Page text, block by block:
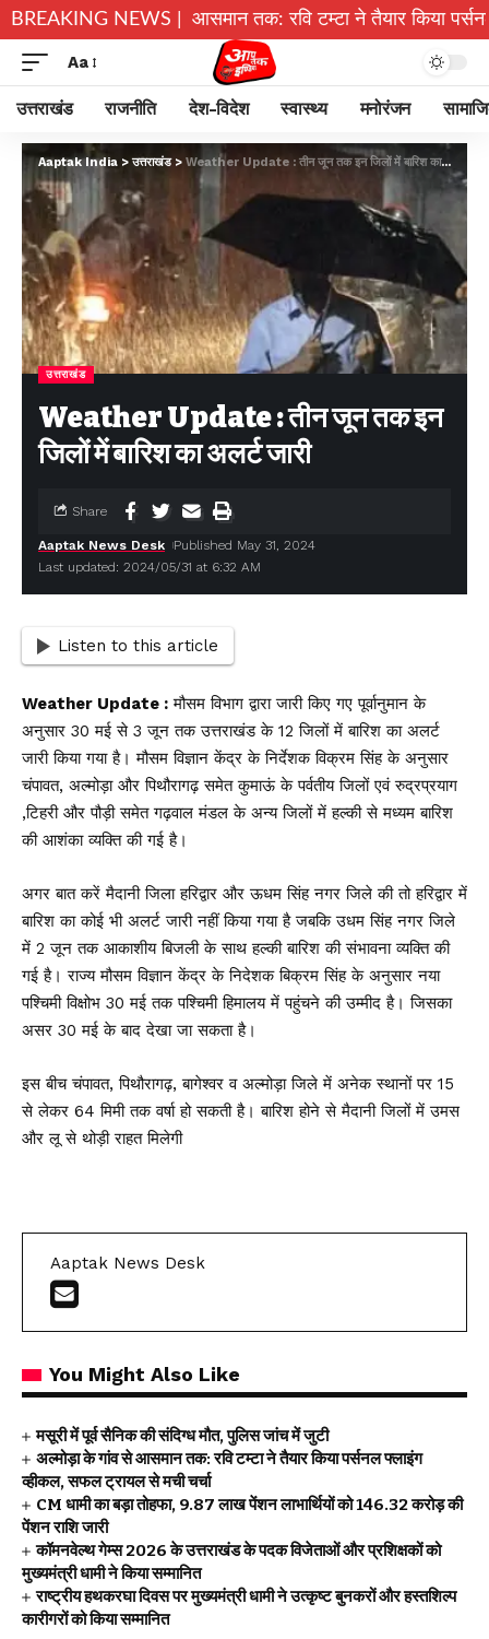
BREAKING NEWS |
अल्मोड़ा के गांव से आसमान तक: रवि टम्टा ने तैयार किया पर्सनल
Aa
उत्तराखंड राजनीति देश-विदेश स्वास्थ्य मनोरंजन
Aaptak India >उत्तराखंड> Weather Update : तीन जून तक इन जिलों में बारिश का अलर्ट जारी
उत्तराखंड
Weather Update : तीन जून तक इन
जिलों में बारिश का अलर्ट जारी
Last updated: 2024/05/31 at 6:32 AM
Aaptak News Desk Published May 31, 2024
Share
Listen to this article
Weather Update : मौसम विभाग द्वारा जारी किए गए पूर्वानुमान के
अनुसार 30 मई से 3 जून तक उत्तराखंड के 12 जिलों में बारिश का अलर्ट
जारी किया गया है। मौसम विज्ञान केंद्र के निर्देशक विक्रम सिंह के अनुसार
चंपावत, अल्मोड़ा और पिथौरागढ़ समेत कुमाऊं के पर्वतीय जिलों एवं रुद्रप्रयाग
,टिहरी और पौड़ी समेत गढ़वाल मंडल के अन्य जिलों में हल्की से मध्यम बारिश
की आशंका व्यक्ति की गई है।
अगर बात करें मैदानी जिला हरिद्वार और ऊधम सिंह नगर जिले की तो हरिद्वार में
बारिश का कोई भी अलर्ट जारी नहीं किया गया है जबकि उधम सिंह नगर जिले
में 2 जून तक आकाशीय बिजली के साथ हल्की बारिश की संभावना व्यक्ति की
गई है। राज्य मौसम विज्ञान केंद्र के निदेशक बिक्रम सिंह के अनुसार नया
पश्चिमी विक्षोभ 30 मई तक पश्चिमी हिमालय में पहुंचने की उम्मीद है। जिसका
असर 30 मई के बाद देखा जा सकता है।
इस बीच चंपावत, पिथौरागढ़, बागेश्वर व अल्मोड़ा जिले में अनेक स्थानों पर 15
से लेकर 64 मिमी तक वर्षा हो सकती है। बारिश होने से मैदानी जिलों में उमस
और लू से थोड़ी राहत मिलेगी
Aaptak News Desk
You Might Also Like
मसूरी में पूर्व सैनिक की संदिग्ध मौत, पुलिस जांच में जुटी
अल्मोड़ा के गांव से आसमान तक: रवि टम्टा ने तैयार किया पर्सनल फ्लाइंग
व्हीकल, सफल ट्रायल से मची चर्चा
CM धामी का बड़ा तोहफा, 9.87 लाख पेंशन लाभार्थियों को ₹146.32 करोड़ की
पेंशन राशि जारी
कॉमनवेल्थ गेम्स 2026 के उत्तराखंड के पदक विजेताओं और प्रशिक्षकों को
मुख्यमंत्री धामी ने किया सम्मानित
राष्ट्रीय हथकरघा दिवस पर मुख्यमंत्री धामी ने उत्कृष्ट बुनकरों और हस्तशिल्प
कारीगरों को किया सम्मानित